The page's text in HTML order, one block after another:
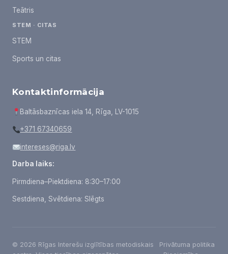
Teātris
STEM · CITAS
STEM
Sports un citas
Kontaktinformācija
Baltāsbaznīcas iela 14, Rīga, LV-1015
+371 67340659
intereses@riga.lv
Darba laiks:
Pirmdiena–Piektdiena: 8:30–17:00
Sestdiena, Svētdiena: Slēgts
© 2026 Rīgas Interešu izglītības metodiskais
Privātuma politika